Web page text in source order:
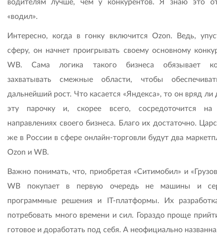
водителям лучше, чем у конкурентов. Я знаю это
«водил».
Интересно, когда в гонку включится Ozon. Ведь,
сферу, он начнет проигрывать своему основному
WB. Сама логика такого бизнеса обязывает
захватывать смежные области, чтобы
дальнейший рост. Что касается «Яндекса», то он вряд ли
эту парочку и, скорее всего, сосредоточится на
направлениях своего бизнеса. Благо их достаточно.
же в России в сфере онлайн-торговли будут два
Ozon и WB.
Важно понимать, что, приобретая «Ситимобил» и
WB покупает в первую очередь не машины и
программные решения и IT-платформы. Их
потребовать много времени и сил. Гораздо проще
готовое и доработать под себя. А неофициально